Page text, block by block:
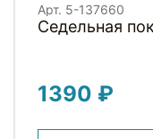
Арт. 5-137660
1390 ₽